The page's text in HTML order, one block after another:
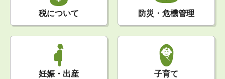
税について 防災・危機管理
妊娠・出産 子育て